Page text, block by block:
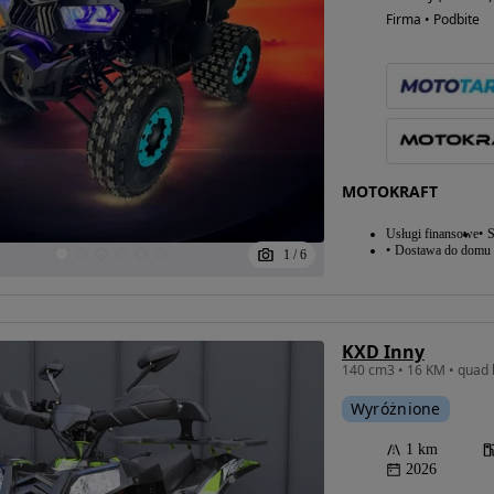
1 / 6
Firma • Podbite
MOTOKRAFT
Usługi finansowe
Dostawa do domu
KXD Inny
140 cm3 • 16 KM •
Wyróżnione
1 km
2026